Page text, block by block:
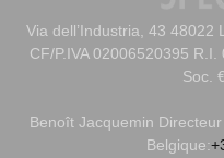
Via dell’Industria, 43 48022
CF/P.IVA 02006520395
Soc.
Benoît Jacquemin
Belgique: